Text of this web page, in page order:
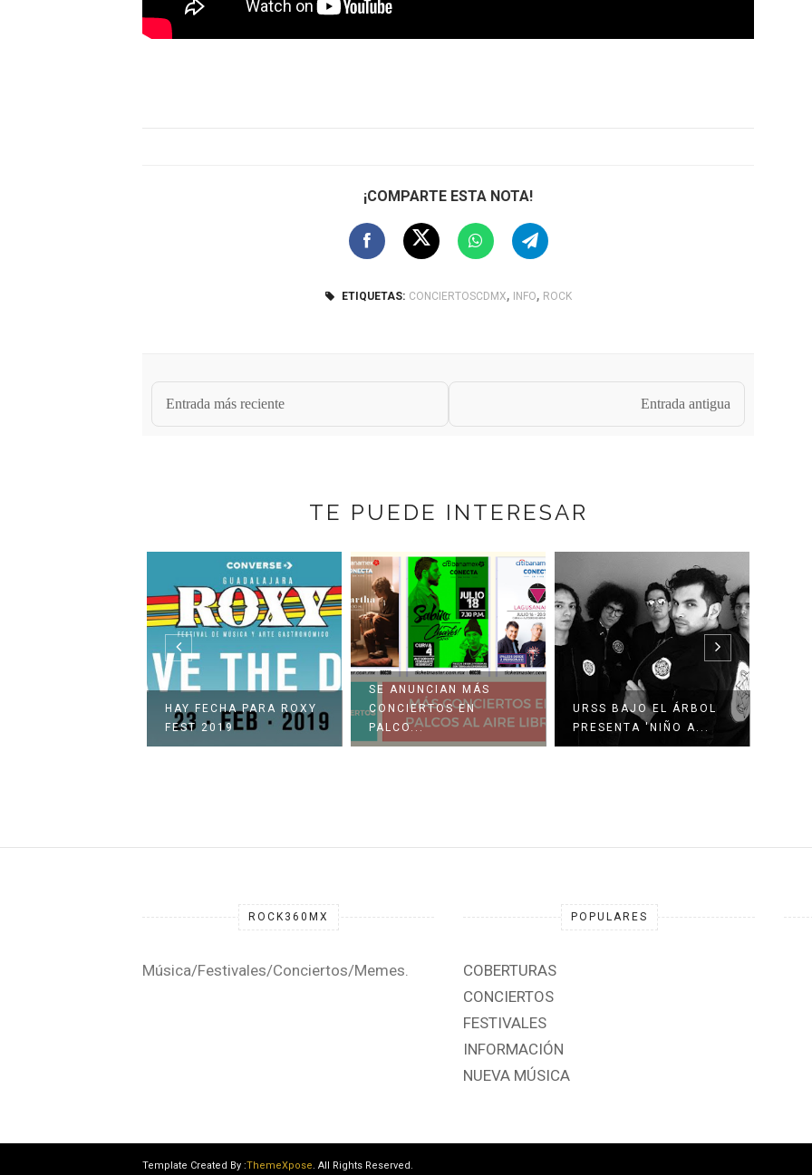
¡COMPARTE ESTA NOTA!
ETIQUETAS: CONCIERTOSCDMX, INFO, ROCK
Entrada más reciente Entrada antigua
TE PUEDE INTERESAR
HAY FECHA PARA ROXY
FEST 2019
SE ANUNCIAN MÁS
CONCIERTOS EN
PALCO...
URSS BAJO EL ÁRBOL
PRESENTA 'NIÑO A...
ROCK360MX
Música/Festivales/Conciertos/Memes.
POPULARES
COBERTURAS
CONCIERTOS
FESTIVALES
INFORMACIÓN
NUEVA MÚSICA
Template Created By :ThemeXpose. All Rights Reserved.